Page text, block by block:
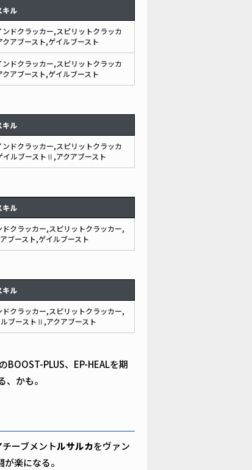
キル
ンドクラッカー,スピリットクラッカ
アブースト,ゲイルブースト
ンドクラッカー,スピリットクラッカ
アブースト,ゲイルブースト
キル
ンドクラッカー,スピリットクラッカ
ルブーストⅡ,アクアブースト
キル
ドクラッカー,スピリットクラッカー,
ブースト,ゲイルブースト
キル
ドクラッカー,スピリットクラッカー,
ブーストⅡ,アクアブースト
PLUS、EP-HEALを期
かも。
ーブメントルサルカをヴァン
楽になる。